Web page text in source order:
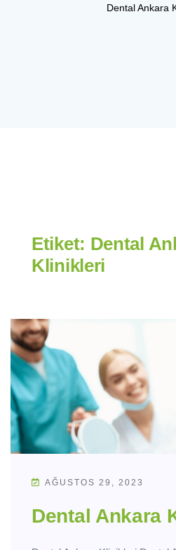
Dental Ankara
Etiket: Dental
Klinikleri
AĞUSTOS 29, 2023
Dental Ankara